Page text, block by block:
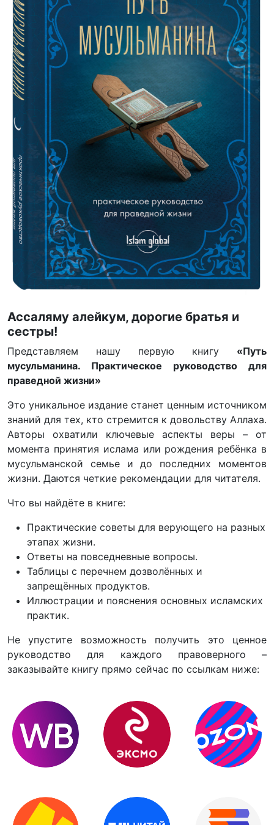
Ассаляму алейкум, дорогие братья и
сестры!
Представляем нашу первую книгу «Путь
мусульманина. Практическое руководство для
праведной жизни»
Это уникальное издание станет ценным источником
знаний для тех, кто стремится к довольству Аллаха.
Авторы охватили ключевые аспекты веры – от
момента принятия ислама или рождения ребёнка в
мусульманской семье и до последних моментов
жизни. Даются четкие рекомендации для читателя.
Что вы найдёте в книге:
Практические советы для верующего на разных
этапах жизни.
Ответы на повседневные вопросы.
Таблицы с перечнем дозволённых и
запрещённых продуктов.
Иллюстрации и пояснения основных исламских
практик.
Не упустите возможность получить это ценное
руководство для каждого правоверного –
заказывайте книгу прямо сейчас по ссылкам ниже: